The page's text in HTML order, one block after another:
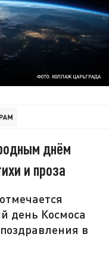
ФОТО: КОЛЛАЖ ЦАРЬГРАДА
днём
и проза
день Космоса
в